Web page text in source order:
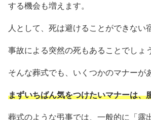
する機会も増えます。
人として、死は避けることができない
事故による突然の死もあることでしょ
そんな葬式でも、いくつかのマナーが
まずいちばん気をつけたいマナーは、
葬式のような弔事では、一般的に「露